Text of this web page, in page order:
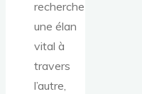
recherche
une élan
vital à
travers
l’autre,